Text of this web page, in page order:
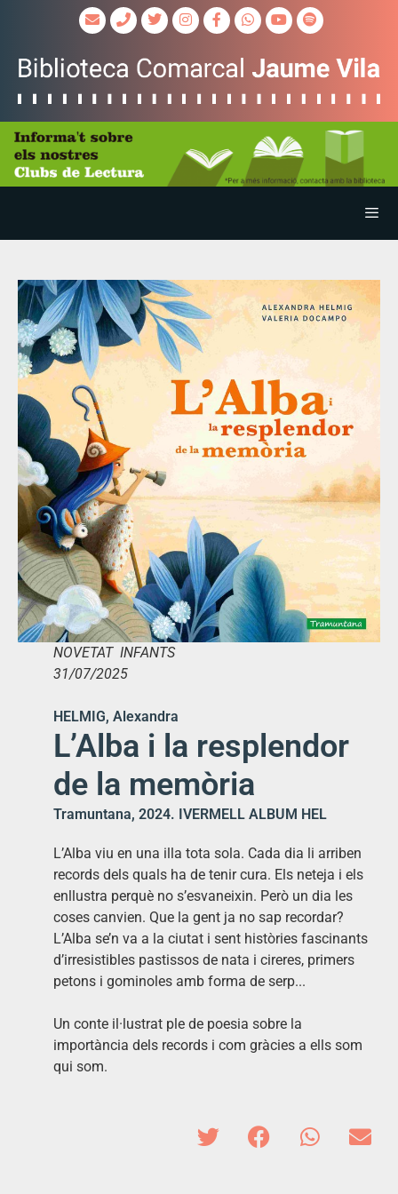
NOVETAT INFANTS
31/07/2025
HELMIG, Alexandra
L’Alba i la resplendor
de la memòria
Tramuntana, 2024. IVERMELL ALBUM HEL
L’Alba viu en una illa tota sola. Cada dia li arriben
records dels quals ha de tenir cura. Els neteja i els
enllustra perquè no s’esvaneixin. Però un dia les
coses canvien. Que la gent ja no sap recordar?
L’Alba se’n va a la ciutat i sent històries fascinants
d’irresistibles pastissos de nata i cireres, primers
petons i gominoles amb forma de serp...
Un conte il·lustrat ple de poesia sobre la
importància dels records i com gràcies a ells som
qui som.